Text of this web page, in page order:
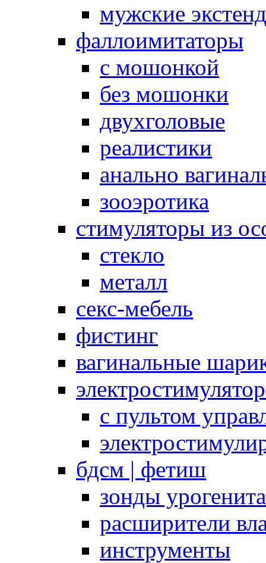
мужские
фаллоимитаторы
с мошонкой
без мошонки
двухголовые
реалистики
анально
зооэротика
стимуляторы из
стекло
металл
секс-мебель
фистинг
вагинальные
с пультом
бдсм | фетиш
зонды
расширители
инструменты